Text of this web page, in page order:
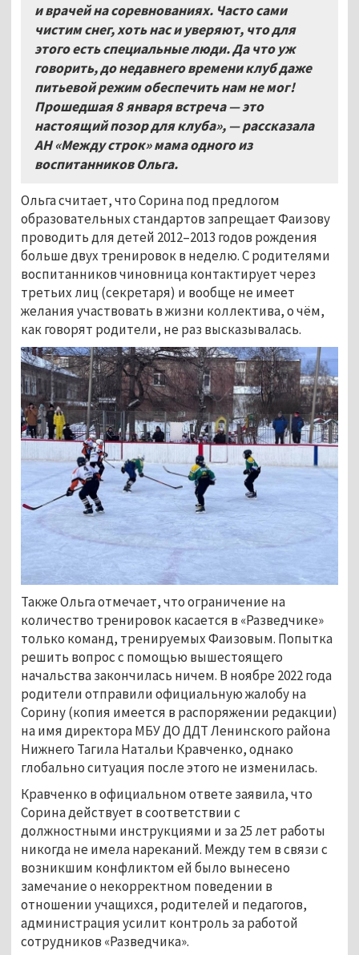
и врачей на соревнованиях. Часто сами
чистим снег, хоть нас и уверяют, что для
этого есть специальные люди. Да что уж
говорить, до недавнего времени клуб даже
питьевой режим обеспечить нам не мог!
Прошедшая 8января встреча — это
настоящий позор для клуба», — рассказала
АН «Между строк» мама одного из
воспитанников Ольга.
Ольга считает, что Сорина под предлогом
образовательных стандартов запрещает Фаизову
проводить для детей 2012–2013 годов рождения
больше двух тренировок в неделю. С родителями
воспитанников чиновница контактирует через
третьих лиц (секретаря) и вообще не имеет
желания участвовать в жизни коллектива, о чём,
как говорят родители, не раз высказывалась.
Также Ольга отмечает, что ограничение на
количество тренировок касается в «Разведчике»
только команд, тренируемых Фаизовым. Попытка
решить вопрос с помощью вышестоящего
начальства закончилась ничем. В ноябре 2022 года
родители отправили официальную жалобу на
Сорину (копия имеется в распоряжении редакции)
на имя директора МБУ ДО ДДТ Ленинского района
Нижнего Тагила Натальи Кравченко, однако
глобально ситуация после этого не изменилась.
Кравченко в официальном ответе заявила, что
Сорина действует в соответствии с
должностными инструкциями и за 25 лет работы
никогда не имела нареканий. Между тем в связи с
возникшим конфликтом ей было вынесено
замечание о некорректном поведении в
отношении учащихся, родителей и педагогов,
администрация усилит контроль за работой
сотрудников «Разведчика».